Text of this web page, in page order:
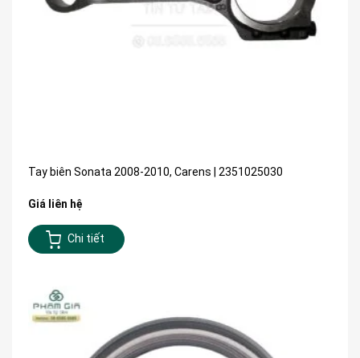
Tay biên Sonata 2008-2010, Carens | 2351025030
Giá liên hệ
Chi tiết